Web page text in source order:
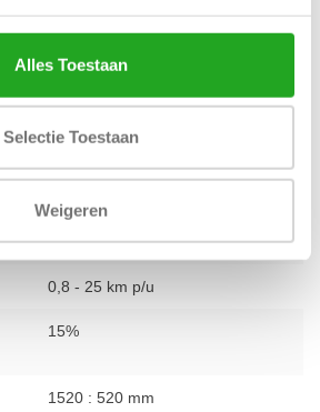
Alles Toestaan
Selectie Toestaan
Weigeren
opvoor persoonlijk advies.
gebruikt - volledig gereviseerd
23 programma's
Dubbele hand sensoren en
bortsband ontvanger
0,8 - 25 km p/u
15%
1520 : 520 mm